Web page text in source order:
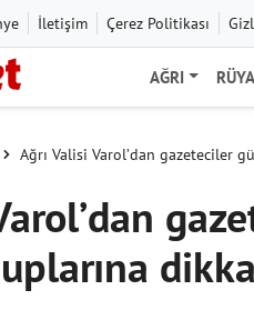
İletişim Çerez Politikası
AĞRI
Ağrı Valisi Varol’dan gazeteciler